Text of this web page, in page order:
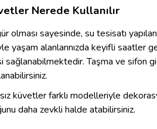
Nerede Kullanılır
olması sayesinde, su tesisatı
yaşam alanlarınızda keyifli saatler
Taşma ve sifon
küvetler farklı modelleriyle
daha zevkli halde atabilirsiniz.